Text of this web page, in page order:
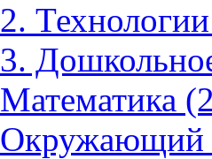
2.
3.
Математика
Окружающий